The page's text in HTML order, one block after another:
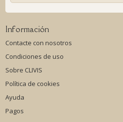
Información
Contacte con nosotros
Condiciones de uso
Sobre CLIVIS
Política de cookies
Ayuda
Pagos